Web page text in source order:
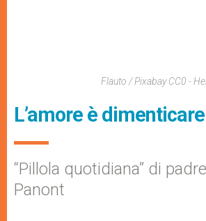
Flauto / Pixabay CC0 -
L’amore è
“Pillola quotidiana” di
Panont